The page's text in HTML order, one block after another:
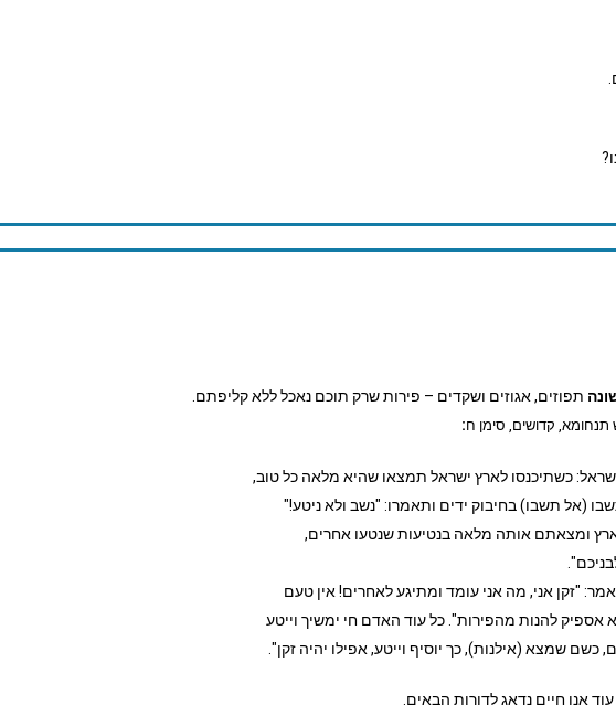
תפוזים, אגוזים ושקדים – פירות שרק תוכם נאכל ללא קליפתם.
קדושים, סימן ח:
כשתיכנסו לארץ ישראל תמצאו שהיא מלאה כל טוב,
(אל תשבו) בחיבוק ידים ותאמרו: "נשב ולא ניטע!"
ומצאתם אותה מלאה בנטיעות שנטעו אחרים,
"זקן אני, מה אני עומד ומתיגע לאחרים!אין טעם
להנות מהפירות". כל עוד האדם חי ימשיך וייטע
כשם שמצא (אילנות), כך יוסיף וייטע, אפילו יהיה זקן"
אנו חיים נדאג לדורות הבאים.